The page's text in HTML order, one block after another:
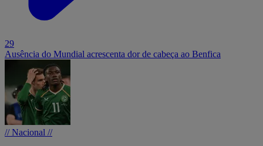
29
Ausência do Mundial acrescenta dor de cabeça ao Benfica
// Nacional //